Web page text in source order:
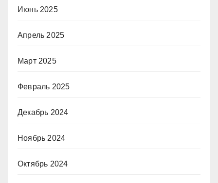
Июнь 2025
Апрель 2025
Март 2025
Февраль 2025
Декабрь 2024
Ноябрь 2024
Октябрь 2024